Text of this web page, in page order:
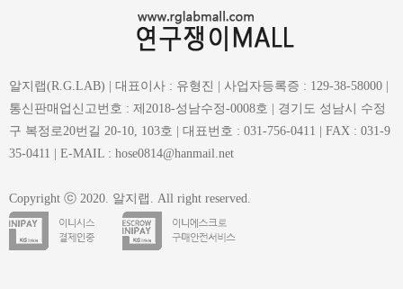
알지랩(R.G.LAB) | 대표이사 : 유형진 | 사업자등록증 : 129-38-58000 |
통신판매업신고번호 : 제2018-성남수정-0008호 | 경기도 성남시 수정
구 복정로20번길 20-10, 103호 | 대표번호 : 031-756-0411 | FAX : 031-9
35-0411 | E-MAIL : hose0814@hanmail.net
Copyright ⓒ 2020. 알지랩. All right reserved.